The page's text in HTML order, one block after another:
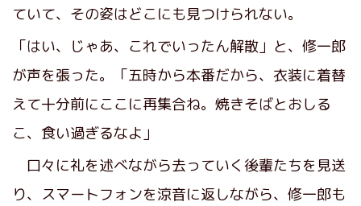
ていて、その姿はどこにも見つけられない。
「はい、じゃあ、これでいったん解散」と、修一郎
が声を張った。「五時から本番だから、衣装に着替
えて十分前にここに再集合ね。焼きそばとおしる
こ、食い過ぎるなよ」
口々に礼を述べながら去っていく後輩たちを見送
り、スマートフォンを涼音に返しながら、修一郎も